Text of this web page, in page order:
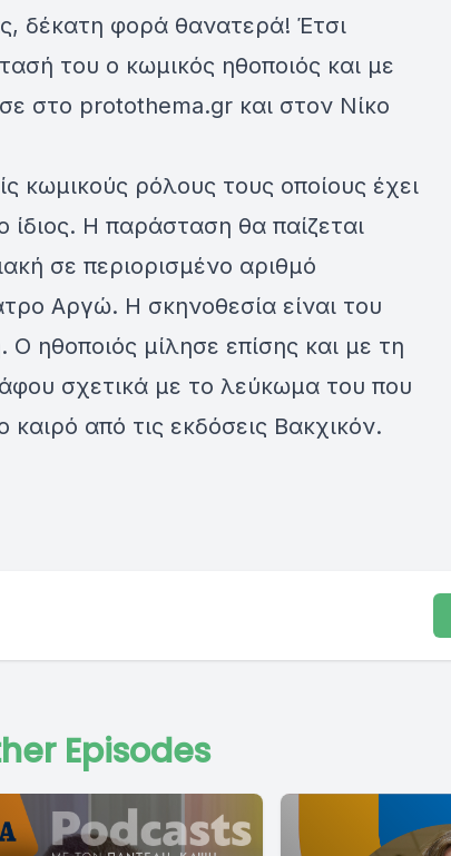
δέκατη φορά θανατερά! Έτσι
του ο κωμικός ηθοποιός και με
στο protothema.gr και στον Νίκο
κωμικούς ρόλους τους οποίους έχει
ίδιος. Η παράσταση θα παίζεται
σε περιορισμένο αριθμό
Αργώ. Η σκηνοθεσία είναι του
Ο ηθοποιός μίλησε επίσης και με τη
σχετικά με το λεύκωμα του που
καιρό από τις εκδόσεις Βακχικόν.
Episodes